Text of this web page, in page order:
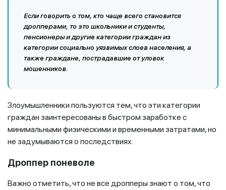
Если говорить о том, кто чаще всего становится
дропперами, то это школьники и студенты,
пенсионеры и другие категории граждан из
категории социально уязвимых слоев населения, а
также граждане, пострадавшие от уловок
мошенников.
Злоумышленники пользуются тем, что эти категории
граждан заинтересованы в быстром заработке с
минимальными физическими и временными затратами, но
не задумываются о последствиях.
Дроппер поневоле
Важно отметить, что не все дропперы знают о том, что